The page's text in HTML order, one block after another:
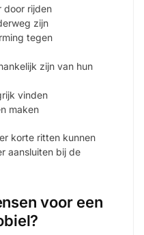
door rijden
zijn
tegen
zijn van hun
vinden
maken
korte ritten kunnen
aansluiten bij de
voor een